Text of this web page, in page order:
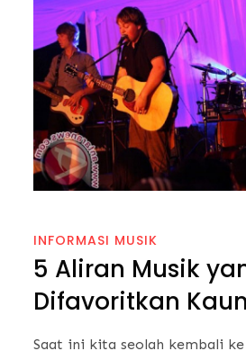
INFORMASI MUSIK
5 Aliran Musik
Difavoritkan
Saat ini kita seolah kembali ke